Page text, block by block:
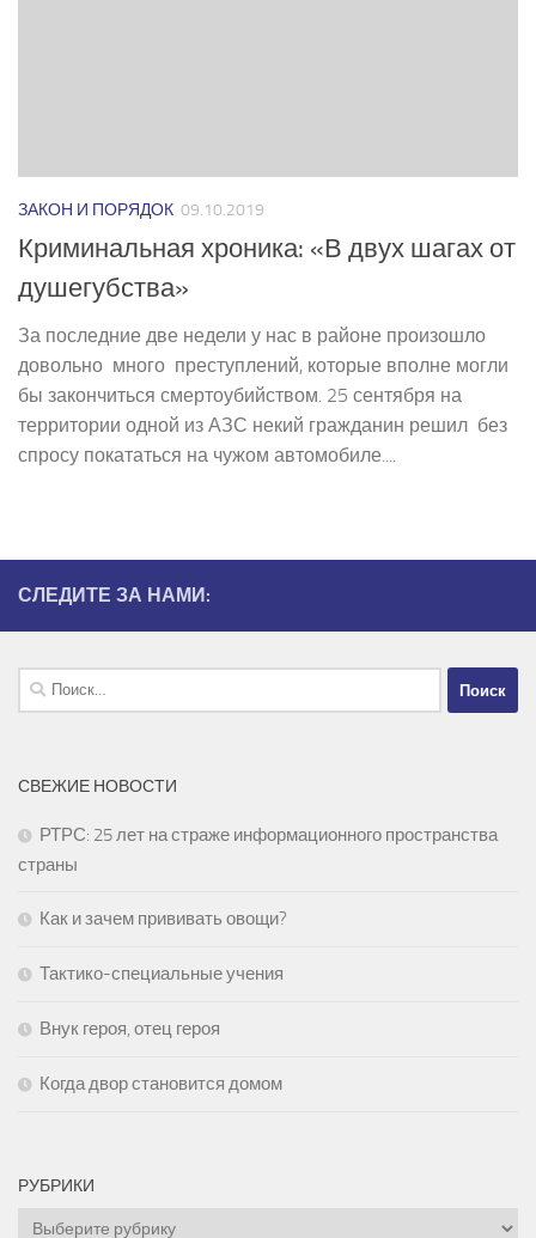
ЗАКОН И ПОРЯДОК 09.10.2019
Криминальная хроника: «В двух шагах от
душегубства»
За последние две недели у нас в районе произошло
довольно много преступлений, которые вполне могли
бы закончиться смертоубийством. 25 сентября на
территории одной из АЗС некий гражданин решил без
спросу покататься на чужом автомобиле....
СЛЕДИТЕ ЗА НАМИ:
Найти:
СВЕЖИЕ НОВОСТИ
РТРС: 25 лет на страже информационного пространства
страны
Как и зачем прививать овощи?
Тактико-специальные учения
Внук героя, отец героя
Когда двор становится домом
РУБРИКИ
Рубрики